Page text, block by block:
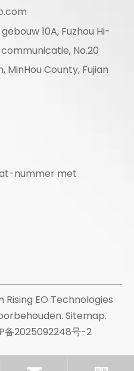
10A, Fuzhou Hi-
No.20
MinHou County, Fujian
nummer met
Rising EO Technologies
Sitemap.
备2025092248号-2